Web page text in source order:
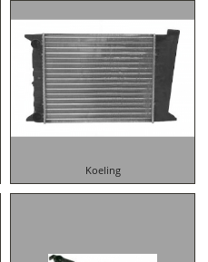
Koeling